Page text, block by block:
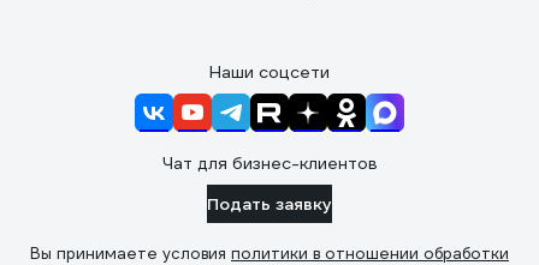
Наши соцсети
Чат для бизнес-клиентов
Подать заявку
Вы принимаете условия политики в отношении обработки